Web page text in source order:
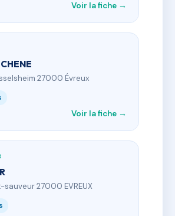
Voir la fiche →
27000 Évreux
Voir la fiche →
sauveur 27000 EVREUX